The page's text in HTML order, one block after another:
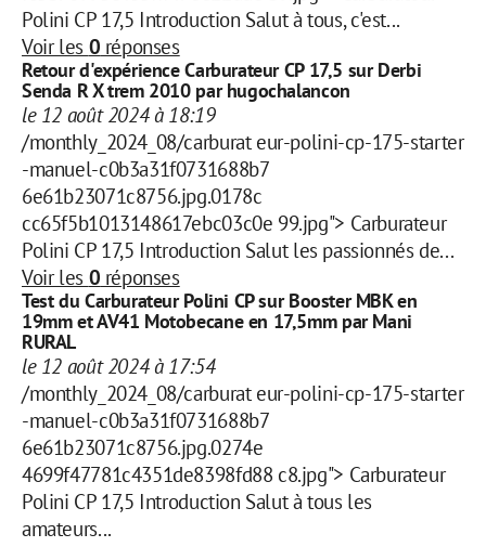
Polini CP 17,5 Introduction Salut à tous, c'est...
Voir les 0 réponses
Retour d'expérience Carburateur CP 17,5 sur Derbi
Senda R X trem 2010 par hugochalancon
le 12 août 2024 à 18:19
/monthly_2024_08/carburat eur-polini-cp-175-starter
-manuel-c0b3a31f0731688b7
6e61b23071c8756.jpg.0178c
cc65f5b1013148617ebc03c0e 99.jpg"> Carburateur
Polini CP 17,5 Introduction Salut les passionnés de...
Voir les 0 réponses
Test du Carburateur Polini CP sur Booster MBK en
19mm et AV41 Motobecane en 17,5mm par Mani
RURAL
le 12 août 2024 à 17:54
/monthly_2024_08/carburat eur-polini-cp-175-starter
-manuel-c0b3a31f0731688b7
6e61b23071c8756.jpg.0274e
4699f47781c4351de8398fd88 c8.jpg"> Carburateur
Polini CP 17,5 Introduction Salut à tous les
amateurs...